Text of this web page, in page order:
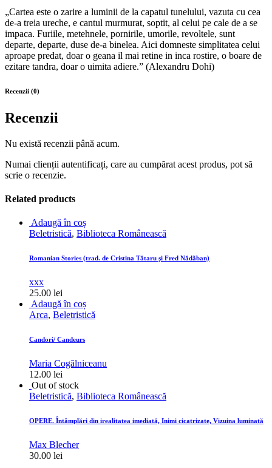
„Cartea este o zarire a luminii de la capatul tunelului, vazuta cu cea
de-a treia ureche, e cantul murmurat, soptit, al celui pe cale de a se
impaca. Furiile, metehnele, pornirile, umorile, revoltele, sunt
departe, departe, duse de-a binelea. Aici domneste simplitatea celui
aproape predat, doar o geana il mai retine in inca rostire, o boare de
ezitare tandra, doar o uimita adiere.” (Alexandru Dohi)
Recenzii (0)
Recenzii
Nu există recenzii până acum.
Numai clienții autentificați, care au cumpărat acest produs, pot să
scrie o recenzie.
Related products
Adaugă în coș
Beletristică, Biblioteca Românească
Romanian Stories (trad. de Cristina Tătaru şi Fred Nădăban)
xxx
25.00 lei
Adaugă în coș
Arca, Beletristică
Candori/ Candeurs
Maria Cogălniceanu
12.00 lei
Out of stock
Beletristică, Biblioteca Românească
OPERE. Întâmplări din irealitatea imediată, Inimi cicatrizate, Vizuina luminată
Max Blecher
30.00 lei